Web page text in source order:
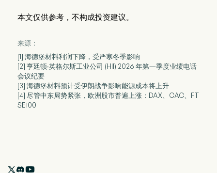
本文仅供参考，不构成投资建议。
来源：
[1] 海德堡材料利润下降，受严寒冬季影响
[2] 亨廷顿·英格尔斯工业公司 (HII) 2026 年第一季度业绩电话
会议纪要
[3] 海德堡材料预计受伊朗战争影响能源成本将上升
[4] 尽管中东局势紧张，欧洲股市普遍上涨：DAX、CAC、FT
SE100
